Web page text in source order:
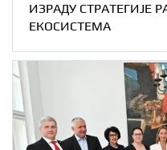
ИЗРАДУ СТРАТЕГИЈЕ
ЕКОСИСТЕМА